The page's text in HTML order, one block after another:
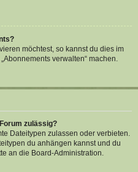
möchtest, so kannst du dies im
verwalten“ machen.
zulässig?
Dateitypen zulassen oder verbieten.
du anhängen kannst und du
an die Board-Administration.